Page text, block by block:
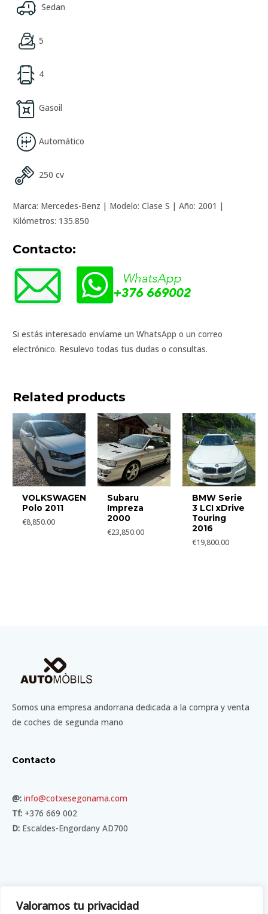
Valoramos tu privacidad
Sedan
5
4
Gasoil
Automático
250 cv
Marca: Mercedes-Benz | Modelo: Clase S | Año: 2001 |
Kilómetros: 135.850
Contacto:
Si estás interesado envíame un WhatsApp o un correo
electrónico. Resulevo todas tus dudas o consultas.
Related products
VOLKSWAGEN
Polo 2011
€8,850.00
Subaru
Impreza
2000
€23,850.00
BMW Serie
3 LCI xDrive
Touring
2016
€19,800.00
Somos una empresa andorrana dedicada a la compra y venta
de coches de segunda mano
Contacto
@: info@cotxesegonama.com
Tf: +376 669 002
D: Escaldes-Engordany AD700